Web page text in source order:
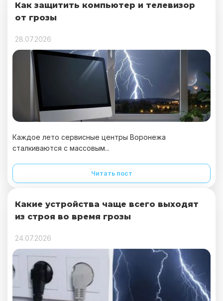
Как защитить компьютер и телевизор
от грозы
28.07.2026
Каждое лето сервисные центры Воронежа
сталкиваются с массовым...
Читать пост
Какие устройства чаще всего выходят
из строя во время грозы
24.07.2026